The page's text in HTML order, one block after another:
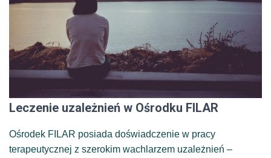
Leczenie uzależnień w Ośrodku FILAR
Ośrodek FILAR posiada doświadczenie w pracy
terapeutycznej z szerokim wachlarzem uzależnień –